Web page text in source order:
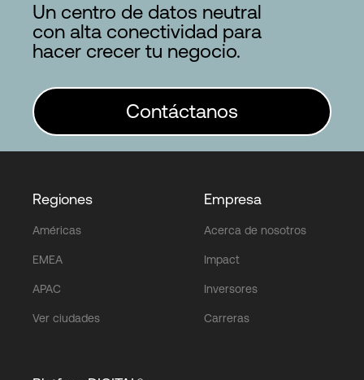
Un centro de datos neutral
con alta conectividad para
hacer crecer tu negocio.
Contáctanos
Regiones
Américas
EMEA
APAC
Ver ciudades
Empresa
Acerca de nosotros
Impact
Inversores
Carreras